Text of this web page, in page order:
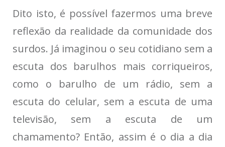
Dito isto, é possível fazermos uma breve
reflexão da realidade da comunidade dos
surdos. Já imaginou o seu cotidiano sem a
escuta dos barulhos mais corriqueiros,
como o barulho de um rádio, sem a
escuta do celular, sem a escuta de uma
televisão, sem a escuta de um
chamamento? Então, assim é o dia a dia